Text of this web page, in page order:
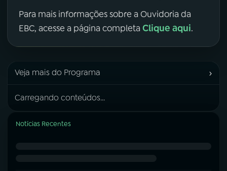
Para mais informações sobre a Ouvidoria da
EBC, acesse a página completa Clique aqui.
Veja mais do Programa ›
Carregando conteúdos...
Notícias Recentes